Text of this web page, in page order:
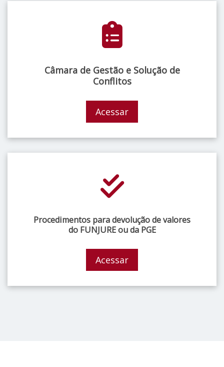
Câmara de Gestão e Solução de
Conflitos
Acessar
Procedimentos para devolução de valores
do FUNJURE ou da PGE
Acessar